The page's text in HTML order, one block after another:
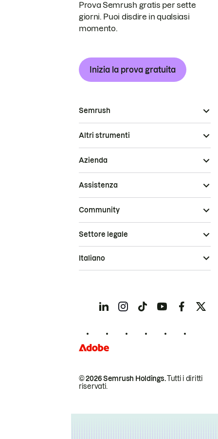
Prova Semrush gratis per sette
giorni. Puoi disdire in qualsiasi
momento.
Inizia la prova gratuita
Semrush
Altri strumenti
Azienda
Assistenza
Community
© 2026 Semrush Holdings.Tutti i diritti
riservati.
Settore legale
Italiano